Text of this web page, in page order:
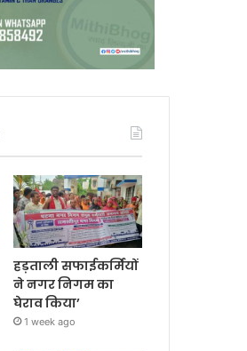
हड़ताली सफाईकर्मियों
ने नगर निगम का
घेराव किया’
1 week ago